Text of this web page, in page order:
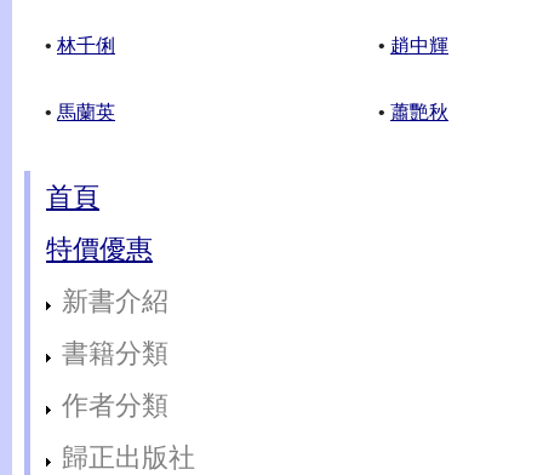
• 林千俐 • 趙中輝
• 馬蘭英 • 蕭艷秋
首頁
特價優惠
新書介紹
書籍分類
作者分類
歸正出版社